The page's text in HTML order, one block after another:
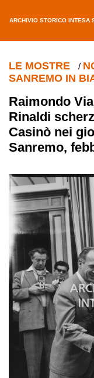
ARCHIVIO STORICO INTESA
LE MOSTRE /
SANREMO IN
Raimondo
Rinaldi
Casinò nei
Sanremo,